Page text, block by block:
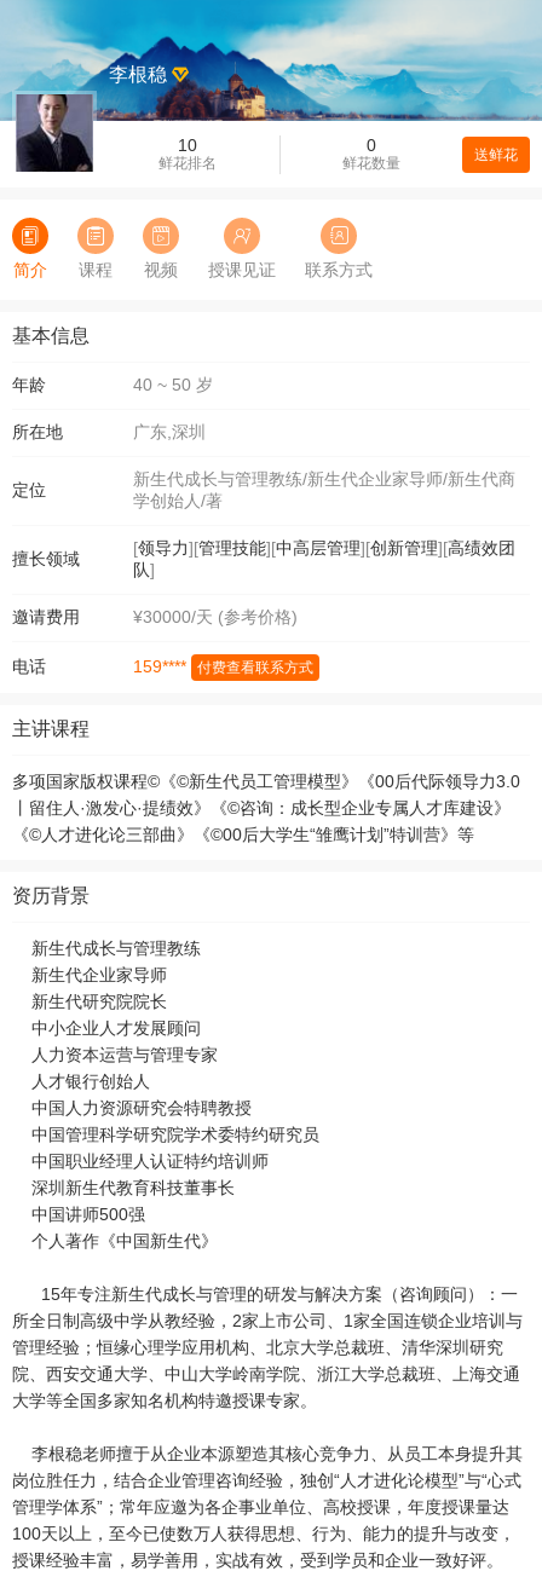
10
鲜花排名
0
鲜花数量 送鲜花
李根稳
简介 课程 视频 授课见证 联系方式
基本信息
年龄 40 ~ 50 岁
所在地 广东,深圳
定位
新生代成长与管理教练/新生代企业家导师/新生代商
学创始人/著
擅长领域
[领导力][管理技能][中高层管理][创新管理][高绩效团
队]
邀请费用 ¥30000/天 (参考价格)
电话 159**** 付费查看联系方式
主讲课程
多项国家版权课程©《©新生代员工管理模型》《00后代际领导力3.0
丨留住人·激发心·提绩效》《©咨询：成长型企业专属人才库建设》
《©人才进化论三部曲》《©00后大学生“雏鹰计划”特训营》等
资历背景
新生代成长与管理教练
新生代企业家导师
新生代研究院院长
中小企业人才发展顾问
人力资本运营与管理专家
人才银行创始人
中国人力资源研究会特聘教授
中国管理科学研究院学术委特约研究员
中国职业经理人认证特约培训师
深圳新生代教育科技董事长
中国讲师500强
个人著作《中国新生代》
15年专注新生代成长与管理的研发与解决方案（咨询顾问）：一
所全日制高级中学从教经验，2家上市公司、1家全国连锁企业培训与
管理经验；恒缘心理学应用机构、北京大学总裁班、清华深圳研究
院、西安交通大学、中山大学岭南学院、浙江大学总裁班、上海交通
大学等全国多家知名机构特邀授课专家。
李根稳老师擅于从企业本源塑造其核心竞争力、从员工本身提升其
岗位胜任力，结合企业管理咨询经验，独创“人才进化论模型”与“心式
管理学体系”；常年应邀为各企事业单位、高校授课，年度授课量达
100天以上，至今已使数万人获得思想、行为、能力的提升与改变，
授课经验丰富，易学善用，实战有效，受到学员和企业一致好评。